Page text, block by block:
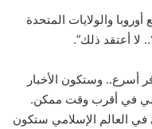
والولايات المتحدة
لا أعتقد ذلك”.
أسرع.. وستكون الأخبار
في أقرب وقت ممكن.
العالم الإسلامي ستكون